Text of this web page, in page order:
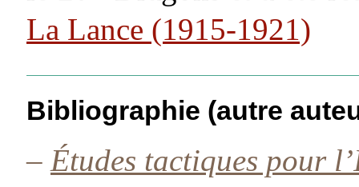
La Lance (1915-1921)
Bibliographie (autre
– Études tactiques pour